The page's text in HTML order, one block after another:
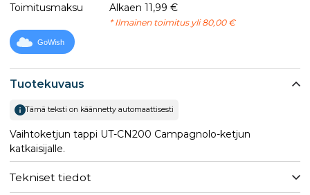
Tuotekuvaus
Tämä teksti on käännetty automaattisesti
Vaihtoketjun tappi UT-CN200 Campagnolo-ketjun
katkaisijalle.
Tekniset tiedot
Toimitusmaksu
Alkaen 11,99 €
* Ilmainen toimitus yli 80,00 €
GoWish